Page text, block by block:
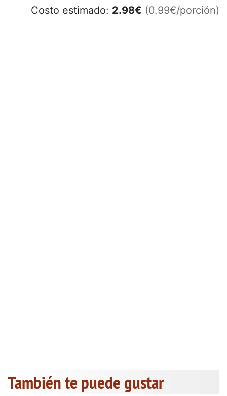
Costo estimado: 2.98€ (0.99€/porción)
También te puede gustar